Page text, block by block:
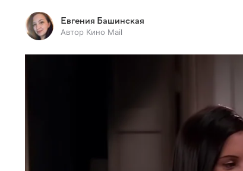
Евгения Башинская
Автор Кино Mail